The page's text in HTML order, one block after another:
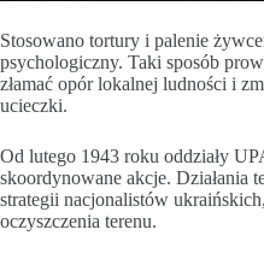
Stosowano tortury i palenie
psychologiczny. Taki sposób
złamać opór lokalnej ludności i
ucieczki.
Od lutego 1943 roku oddziały
skoordynowane akcje. Działania
strategii nacjonalistów
oczyszczenia terenu.